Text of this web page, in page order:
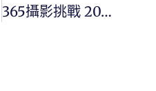
365攝影挑戰 20260212(四)043/365 Day3696